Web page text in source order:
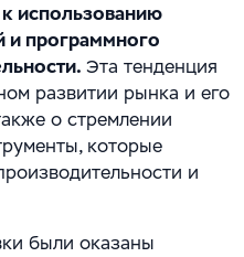
для интеграции
документов (IDP) в
и транспорте
использованию
и программного
Эта тенденция
развитии рынка и его
о стремлении
которые
и
были оказаны